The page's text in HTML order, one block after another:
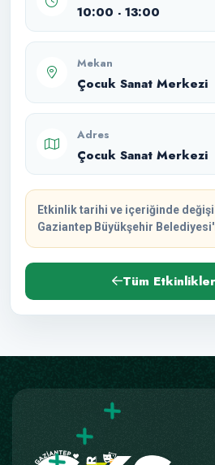
10:00 - 13:00
Mekan
Çocuk Sanat Merkezi
Adres
Çocuk Sanat Merkezi
Etkinlik tarihi ve içeriğinde
Gaziantep Büyükşehir
Tüm